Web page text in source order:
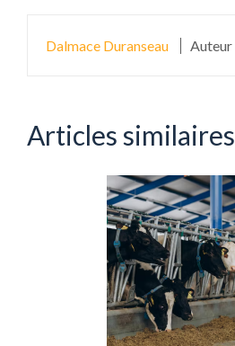
Dalmace Duranseau Auteur
Articles similaires